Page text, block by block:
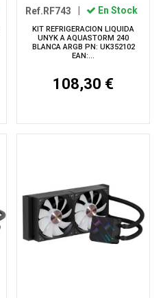
Ref.RF743 En Stock
KIT REFRIGERACION LIQUIDA
UNYK A AQUASTORM 240
BLANCA ARGB PN: UK352102
EAN:...
108,30 €